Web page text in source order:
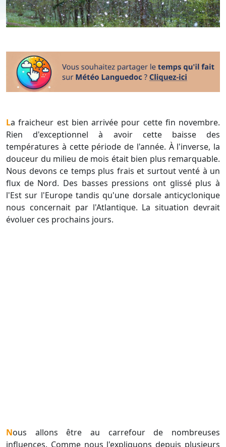
La fraicheur est bien arrivée pour cette fin novembre.
Rien d'exceptionnel à avoir cette baisse des
températures à cette période de l'année. À l'inverse, la
douceur du milieu de mois était bien plus remarquable.
Nous devons ce temps plus frais et surtout venté à un
flux de Nord. Des basses pressions ont glissé plus à
l'Est sur l'Europe tandis qu'une dorsale anticyclonique
nous concernait par l'Atlantique. La situation devrait
évoluer ces prochains jours.
Nous allons être au carrefour de nombreuses
influences. Comme nous l'expliquons depuis plusieurs